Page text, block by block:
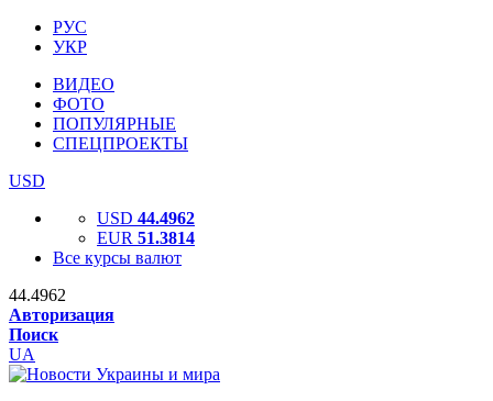
РУС
УКР
ВИДЕО
ФОТО
ПОПУЛЯРНЫЕ
СПЕЦПРОЕКТЫ
USD
USD 44.4962
EUR 51.3814
Все курсы валют
44.4962
Авторизация
Поиск
UA